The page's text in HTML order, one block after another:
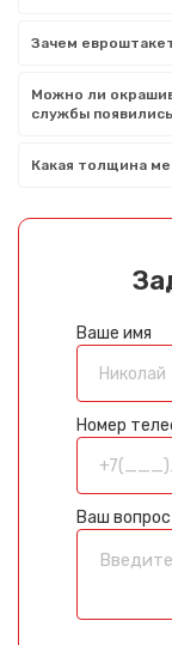
Зачем
Можно ли
службы
Какая толщина
Ваше имя
Номер
Ваш вопрос